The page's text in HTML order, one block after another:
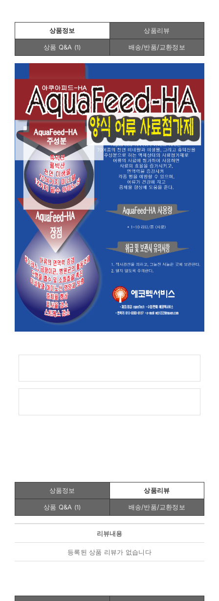
상품정보 상품리뷰
상품 Q&A (1) 배송/반품/교환정보
상품정보 상품리뷰
상품 Q&A (1) 배송/반품/교환정보
리뷰내용
등록된 상품 리뷰가 없습니다